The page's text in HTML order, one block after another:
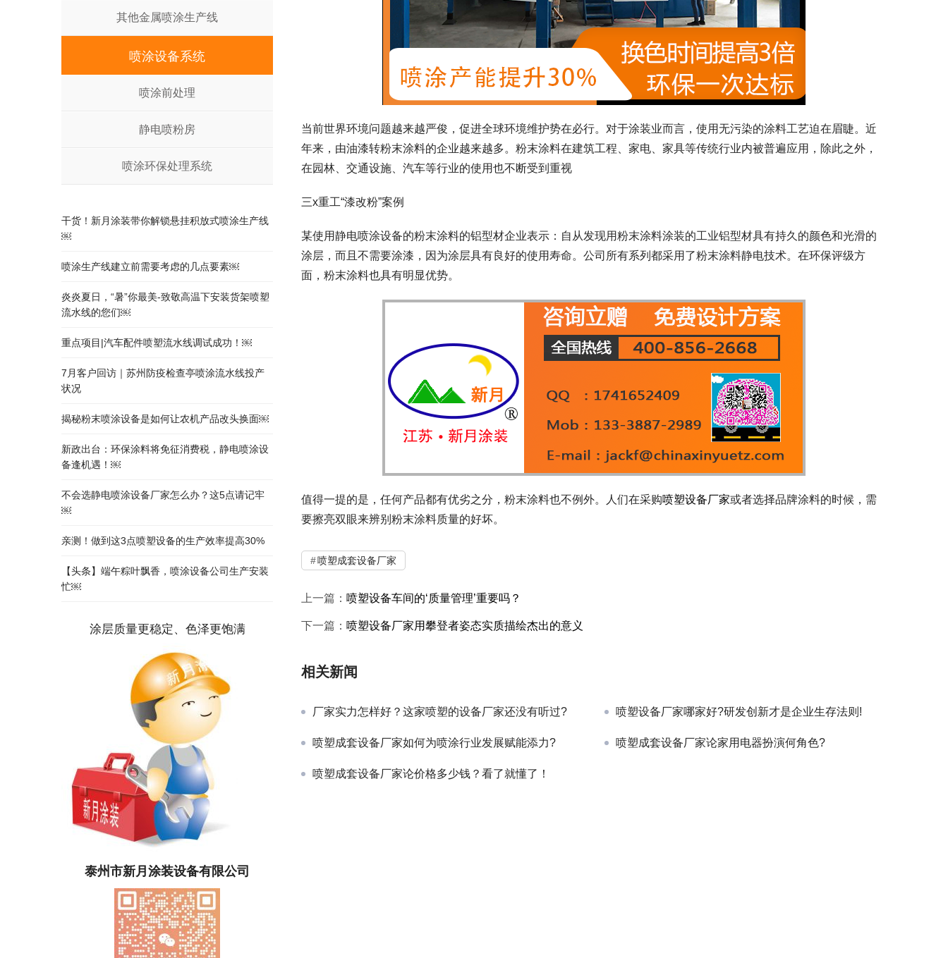
当前世界环境问题越来越严俊，促进全球环境维护势在必行。对于涂装业而言，使用无污染的涂料工艺迫在眉睫。近
年来，由油漆转粉末涂料的企业越来越多。粉末涂料在建筑工程、家电、家具等传统行业内被普遍应用，除此之外，
在园林、交通设施、汽车等行业的使用也不断受到重视
三x重工“漆改粉”案例
某使用静电喷涂设备的粉末涂料的铝型材企业表示：自从发现用粉末涂料涂装的工业铝型材具有持久的颜色和光滑的
涂层，而且不需要涂漆，因为涂层具有良好的使用寿命。公司所有系列都采用了粉末涂料静电技术。在环保评级方
面，粉末涂料也具有明显优势。
值得一提的是，任何产品都有优劣之分，粉末涂料也不例外。人们在采购喷塑设备厂家或者选择品牌涂料的时候，需
要擦亮双眼来辨别粉末涂料质量的好坏。
喷塑成套设备厂家
上一篇： 喷塑设备车间的‘质量管理’重要吗？
下一篇： 喷塑设备厂家用攀登者姿态实质描绘杰出的意义
相关新闻
厂家实力怎样好？这家喷塑的设备厂家还没有听过? 喷塑设备厂家哪家好?研发创新才是企业生存法则!
喷塑成套设备厂家如何为喷涂行业发展赋能添力? 喷塑成套设备厂家论家用电器扮演何角色?
喷塑成套设备厂家论价格多少钱？看了就懂了！
其他金属喷涂生产线
喷涂设备系统
喷涂前处理
静电喷粉房
喷涂环保处理系统
干货！新月涂装带你解锁悬挂积放式喷涂生产线
￼
喷涂生产线建立前需要考虑的几点要素￼
炎炎夏日，“暑”你最美-致敬高温下安装货架喷塑
流水线的您们￼
重点项目|汽车配件喷塑流水线调试成功！￼
7月客户回访｜苏州防疫检查亭喷涂流水线投产
状况
揭秘粉末喷涂设备是如何让农机产品改头换面￼
新政出台：环保涂料将免征消费税，静电喷涂设
备逢机遇！￼
不会选静电喷涂设备厂家怎么办？这5点请记牢
￼
亲测！做到这3点喷塑设备的生产效率提高30%
【头条】端午粽叶飘香，喷涂设备公司生产安装
忙￼
涂层质量更稳定、色泽更饱满
泰州市新月涂装设备有限公司